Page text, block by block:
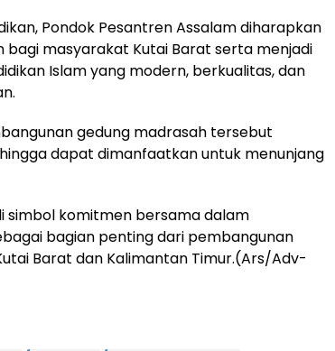
Pondok Pesantren Assalam diharapkan
masyarakat Kutai Barat serta menjadi
Islam yang modern, berkualitas, dan
gedung madrasah tersebut
dapat dimanfaatkan untuk menunjang
simbol komitmen bersama dalam
bagian penting dari pembangunan
Barat dan Kalimantan Timur.(Ars/Adv-